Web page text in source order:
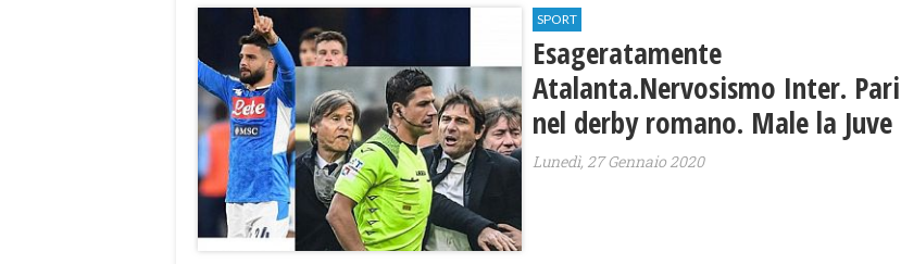
SPORT
Esageratamente
Atalanta.Nervosismo Inter. Pari
nel derby romano. Male la Juve
Lunedì, 27 Gennaio 2020